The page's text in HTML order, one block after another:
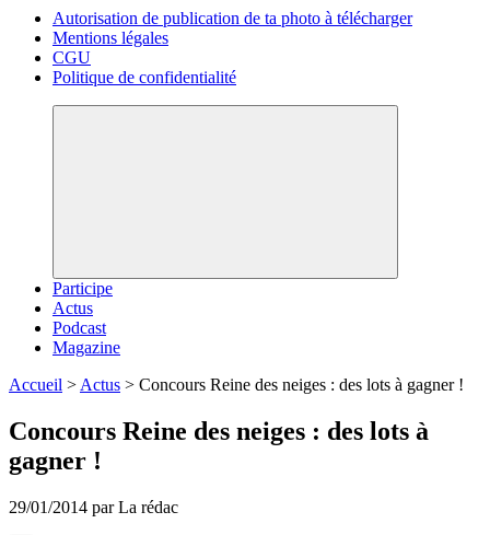
Autorisation de publication de ta photo à télécharger
Mentions légales
CGU
Politique de confidentialité
Participe
Actus
Podcast
Magazine
Accueil > Actus > Concours Reine des neiges : des lots à gagner !
Concours Reine des neiges : des lots à
gagner !
29/01/2014 par La rédac